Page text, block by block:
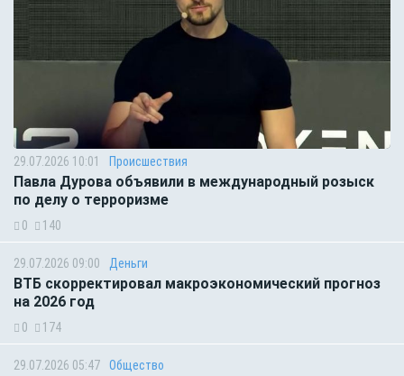
29.07.2026 10:01 Происшествия
Павла Дурова объявили в международный розыск
по делу о терроризме
0 140
29.07.2026 09:00 Деньги
ВТБ скорректировал макроэкономический прогноз
на 2026 год
0 174
29.07.2026 05:47 Общество